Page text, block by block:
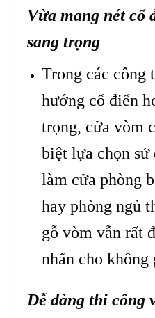
Vừa mang nét cổ
sang trọng
Trong các công
hướng cổ điển
trọng, cửa vòm
biệt lựa chọn sử
làm cửa phòng
hay phòng ngủ
gỗ vòm vẫn rất
nhấn cho không
Dễ dàng thi công